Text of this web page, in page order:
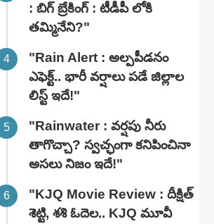
: బిగ్ బ్రేకింగ్ : టీడీపీ లోకి
తమ్మినేని?"
"Rain Alert : అల్పపీడనం
ఎఫెక్ట్.. భారీ వర్షాలు పడే జిల్లాల
లిస్ట్ ఇదే!"
"Rainwater : వర్షపు నీరు
తాగొచ్చా? స్వచ్ఛంగా కనిపించినా
అసలు నిజం ఇదే!"
"KJQ Movie Review : దీక్షిత్
శెట్టి, శశి ఓదెల.. KJQ మూవీ